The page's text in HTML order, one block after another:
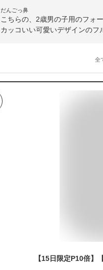
だんごっ鼻
こちらの、2歳男の子用のフォ
カッコいい可愛いデザインの
全